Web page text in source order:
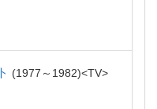
1977～1982 TV